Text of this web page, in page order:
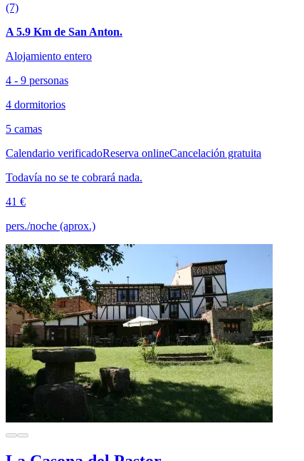
(7)
A 5.9 Km de San Anton.
Alojamiento entero
4 - 9 personas
4 dormitorios
5 camas
Calendario verificadoReserva onlineCancelación gratuita
Todavía no se te cobrará nada.
41 €
pers./noche (aprox.)